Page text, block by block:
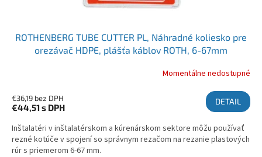
ROTHENBERG TUBE CUTTER PL, Náhradné koliesko pre
orezávač HDPE, plášťa káblov ROTH, 6-67mm
Momentálne nedostupné
€36,19 bez DPH
€44,51 s DPH
DETAIL
Inštalatéri v inštalatérskom a kúrenárskom sektore môžu používať
rezné kotúče v spojení so správnym rezačom na rezanie plastových
rúr s priemerom 6-67 mm.